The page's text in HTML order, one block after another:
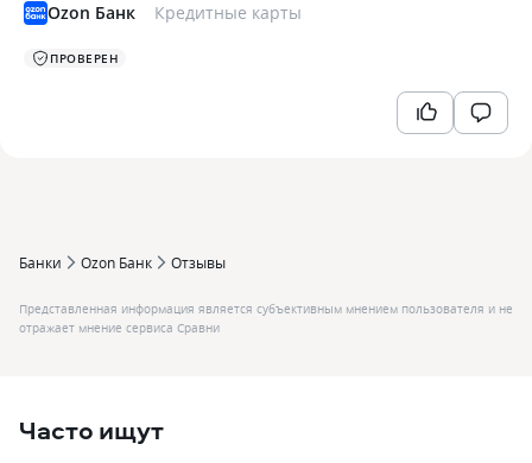
Ozon Банк Кредитные карты
ПРОВЕРЕН
Банки Ozon Банк Отзывы
Представленная информация является субъективным мнением пользователя и не
отражает мнение сервиса Сравни
Часто ищут